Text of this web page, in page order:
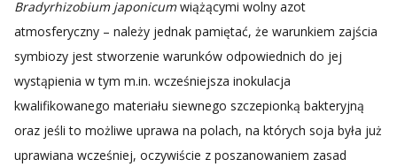
Bradyrhizobium japonicumwiążącymi wolny azot
atmosferyczny – należy jednak pamiętać, że warunkiem zajścia
symbiozy jest stworzenie warunków odpowiednich do jej
wystąpienia w tym m.in. wcześniejsza inokulacja
kwalifikowanego materiału siewnego szczepionką bakteryjną
oraz jeśli to możliwe uprawa na polach, na których soja była już
uprawiana wcześniej, oczywiście z poszanowaniem zasad